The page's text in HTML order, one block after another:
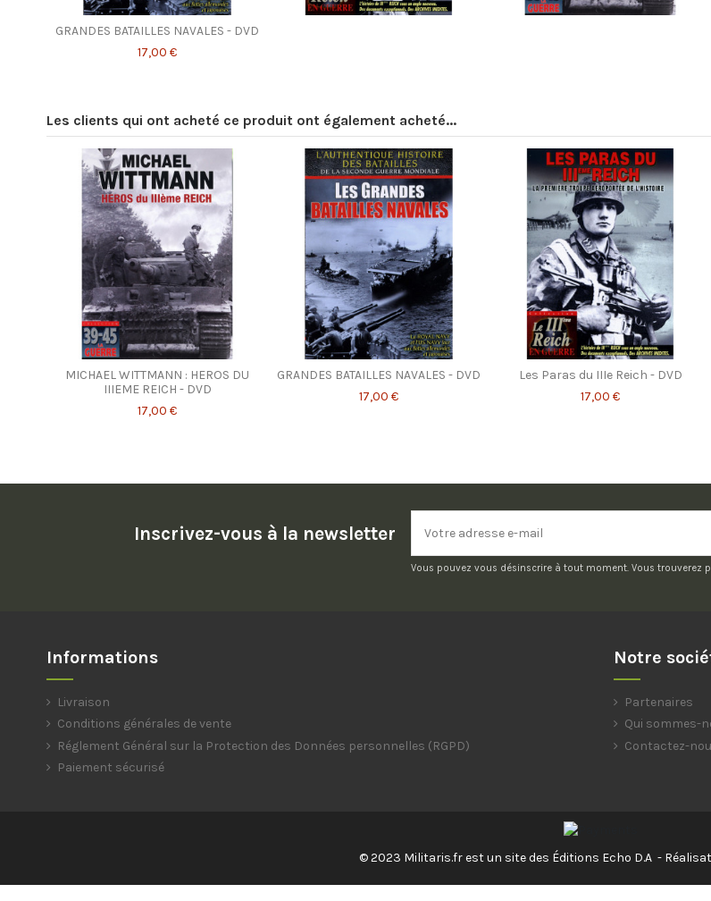
GRANDES BATAILLES NAVALES - DVD
17,00 €
Les clients qui ont acheté ce produit ont également acheté...
MICHAEL WITTMANN : HEROS DU
IIIEME REICH - DVD
17,00 €
GRANDES BATAILLES NAVALES - DVD
17,00 €
Les Paras du IIIe Reich - DVD
17,00 €
Inscrivez-vous à la newsletter
Vous pouvez vous désinscrire à tout moment. Vous
Informations
Livraison
Conditions générales de vente
Réglement Général sur la Protection des Données personnelles (RGPD)
Paiement sécurisé
Notre
Partenaires
Qui sommes-
Contactez-
© 2023 Militaris.fr est un site des Éditions Echo D.A -